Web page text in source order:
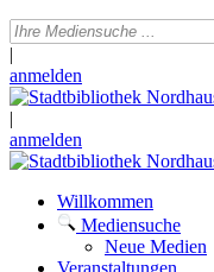
|
anmelden
|
anmelden
Willkommen
Mediensuche
Neue Medien
Veranstaltungen